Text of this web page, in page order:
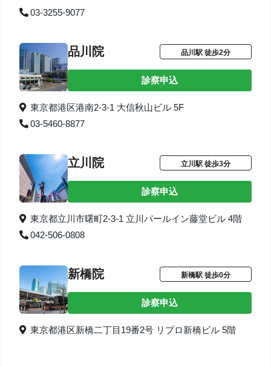
03-3255-9077
品川院 品川駅 徒歩2分
診察申込
東京都港区港南2-3-1 大信秋山ビル 5F
03-5460-8877
立川院 立川駅 徒歩3分
診察申込
東京都立川市曙町2-3-1 立川パールイン藤堂ビル 4階
042-506-0808
新橋院 新橋駅 徒歩0分
診察申込
東京都港区新橋二丁目19番2号 リプロ新橋ビル 5階